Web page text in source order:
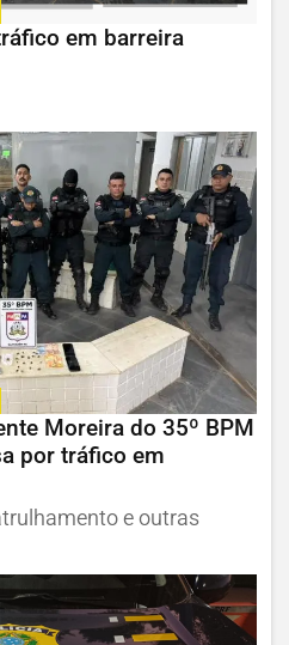
em barreira
Moreira do 35º BPM
por tráfico em
e outras